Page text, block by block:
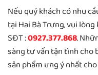
Nếu quý khách có nhu
tại Hai Bà Trưng, vui
SĐT :0927.377.868.
sàng tư vấn tận tình cho
sản phẩm ưng ý nhất